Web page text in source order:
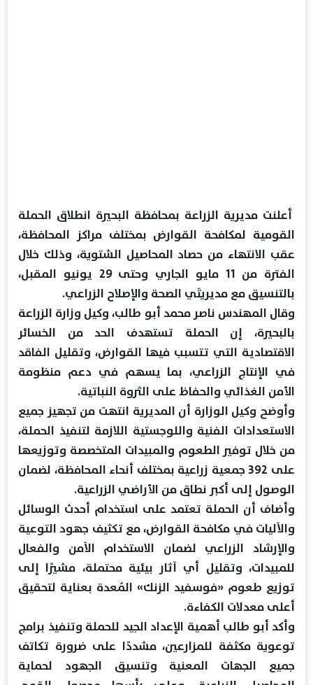
أعلنت مديرية الزراعة بمحافظة البحيرة انطلاق الحملة
القومية لمكافحة القوارض بمختلف مراكز المحافظة،
عقب الانتهاء من حصاد المحاصيل الشتوية، وذلك خلال
الفترة من 11 مايو الجاري وحتى 29 يونيو المقبل،
بالتنسيق مع مديريتَي الصحة والإصلاح الزراعي.
وقال المهندس ناصر محمد أبو طالب، وكيل وزارة الزراعة
بالبحيرة، إن الحملة تستهدف الحد من الخسائر
الاقتصادية التي تتسبب فيها القوارض، وتقليل الفاقد
في الإنتاج الزراعي، بما يسهم في دعم منظومة
الأمن الغذائي والحفاظ على الثروة النباتية.
وأوضح وكيل الوزارة أن المديرية انتهت من تجهيز جميع
الاستعدادات الفنية واللوجستية اللازمة لتنفيذ الحملة،
من خلال توفير الطعوم والمبيدات المتخصصة وتوزيعها
على 392 جمعية زراعية بمختلف أنحاء المحافظة، لضمان
الوصول إلى أكبر نطاق من الأراضي الزراعية.
وأضاف أن الحملة تعتمد على استخدام أحدث الوسائل
والآليات في مكافحة القوارض، مع تكثيف جهود التوعية
والإرشاد الزراعي لضمان الاستخدام الآمن والفعال
للمبيدات، وتقليل أي آثار بيئية محتملة، مشيرًا إلى
توزيع طعوم «فوسفيد الزنك» المُعدة بعناية لتحقيق
أعلى معدلات الكفاءة.
وأكد أبو طالب أهمية الإعداد الجيد للحملة وتنفيذ برامج
توعوية مكثفة للمزارعين، مشددًا على ضرورة تكاتف
جميع الجهات المعنية وتنسيق الجهود لحماية